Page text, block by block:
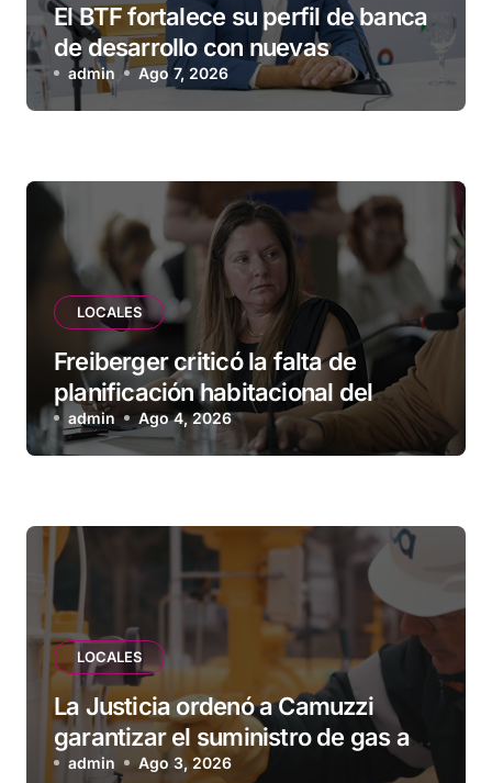
El BTF fortalece su perfil de banca
de desarrollo con nuevas
herramientas para familias y
empresas
admin Ago 7, 2026
LOCALES
Freiberger criticó la falta de
planificación habitacional del
Municipio: “Vuoto deja afuera a
vecinos que llevan más de 20 años
admin Ago 4, 2026
LOCALES
La Justicia ordenó a Camuzzi
garantizar el suministro de gas a
una familia de Tolhuin
admin Ago 3, 2026